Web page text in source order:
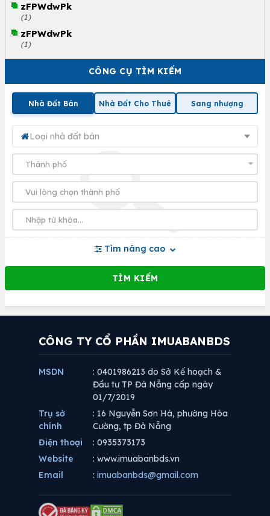
CÔNG CỤ TÌM KIẾM
Nhà Đất Bán Nhà Đất Cho Thuê Sang nhượng
Loại nhà đất bán
Tìm nâng cao
zFPWdwPk
(1)
zFPWdwPk
(1)
CÔNG TY CỔ PHẦN IMUABANBDS
MSDN
: 0401986213 do Sở Kế hoạch &
Đầu tư TP Đà Nẵng cấp ngày
01/7/2019
Trụ sở
chính
: 16 Nguyễn Sơn Hà, phường Hòa
Cường, tp Đà Nẵng
Điện thoại
: 0935373173
Website
: www.imuabanbds.vn
Email
: imuabanbds@gmail.com